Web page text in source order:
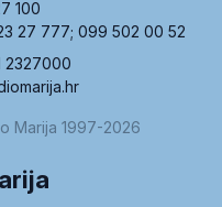
100
27 777; 099 502 00 52
2327000
Marija 1997-2026